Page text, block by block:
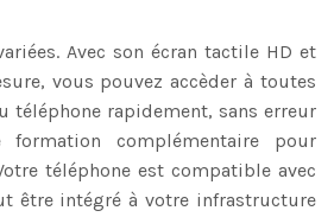
Avec son écran tactile HD et
vous pouvez accèder à toutes
téléphone rapidement, sans erreur
complémentaire pour
téléphone est compatible avec
être intégré à votre infrastructure